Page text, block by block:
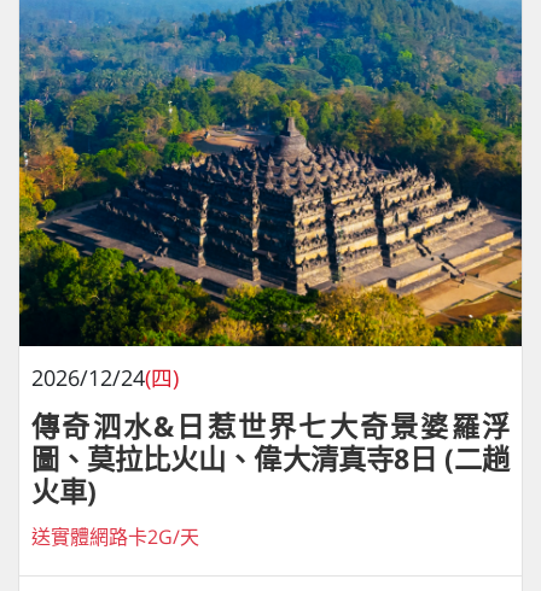
2026/12/24(四)
傳奇泗水&日惹世界七大奇景婆羅浮
圖、莫拉比火山、偉大清真寺8日 (二趟
火車)
送實體網路卡2G/天